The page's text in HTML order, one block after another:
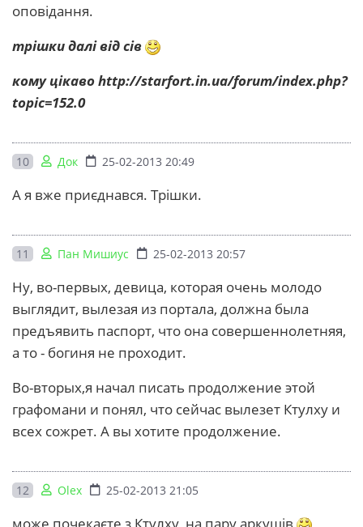
оповідання.
трішки далі від сів
кому цікаво http://starfort.in.ua/forum/index.php?
topic=152.0
10 Док 25-02-2013 20:49
А я вже приєднався. Трішки.
11 Пан Мишиус 25-02-2013 20:57
Ну, во-первых, девица, которая очень молодо
выглядит, вылезая из портала, должна была
предъявить паспорт, что она совершеннолетняя,
а то - богиня не проходит.
Во-вторых,я начал писать продолжение этой
графомани и понял, что сейчас вылезет Ктулху и
всех сожрет. А вы хотите продолжение.
12 Olex 25-02-2013 21:05